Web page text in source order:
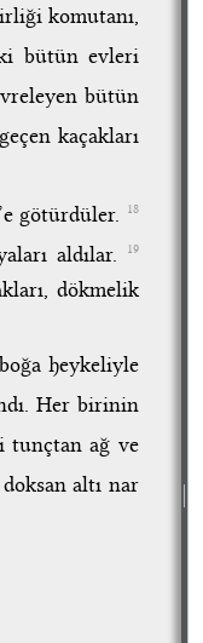
komutanı,
bütün evleri
bütün
kaçakları
götürdüler. 18
aldılar. 19
dökmelik
heykeliyle
Her birinin
tunçtan ağ ve
altı nar